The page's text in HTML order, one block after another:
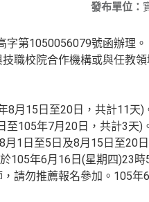
發布單位：
第1050056079號函辦理。
職校院合作機構或與任教
8月15日至20日，共計11天)
105年7月20日，共計3天)
1日至5日及8月15日至20日
105年6月16日(星期四)23時
請勿推薦報名參加。105年